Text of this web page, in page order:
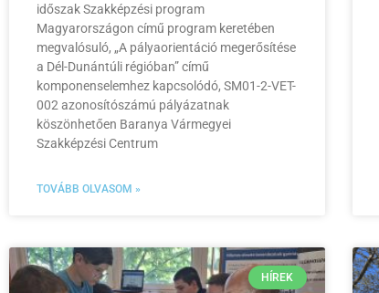
időszak Szakképzési program
Magyarországon című program keretében
megvalósuló, „A pályaorientáció megerősítése
a Dél-Dunántúli régióban” című
komponenselemhez kapcsolódó, SM01-2-VET-
002 azonosítószámú pályázatnak
köszönhetően Baranya Vármegyei
Szakképzési Centrum
TOVÁBB OLVASOM »
HÍREK